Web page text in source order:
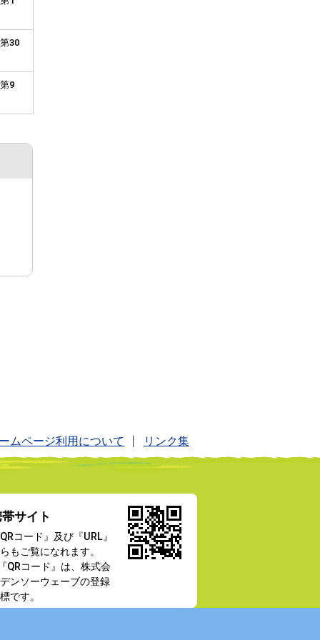
30
9
ムページ利用について リンク集
サイト
QRコード』及び『URL』
もご覧になれます。
QRコード』は、株式会
ンソーウェーブの登録
です。